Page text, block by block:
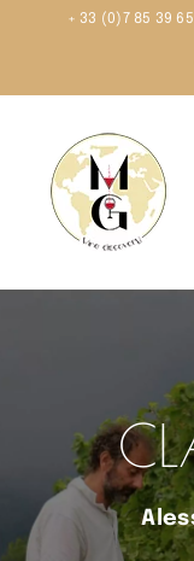
+ 33 (0)7 85 39 65